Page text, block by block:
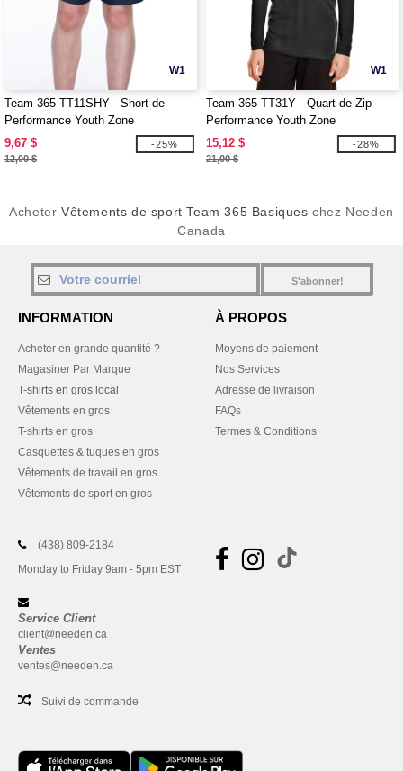
W1
Team 365 TT11SHY - Short de
Performance Youth Zone
9,67 $
12,00 $
-25%
W1
Team 365 TT31Y - Quart de Zip
Performance Youth Zone
15,12 $
21,00 $
-28%
Acheter Vêtements de sport Team 365 Basiques chez Needen
Canada
S'abonner!
INFORMATION
Acheter en grande quantité ?
Magasiner Par Marque
T-shirts en gros local
Vêtements en gros
T-shirts en gros
Casquettes & tuques en gros
Vêtements de travail en gros
Vêtements de sport en gros
À PROPOS
Moyens de paiement
Nos Services
Adresse de livraison
FAQs
Termes & Conditions
(438) 809-2184
Monday to Friday 9am - 5pm EST
Service Client
client@needen.ca
Ventes
ventes@needen.ca
Suivi de commande